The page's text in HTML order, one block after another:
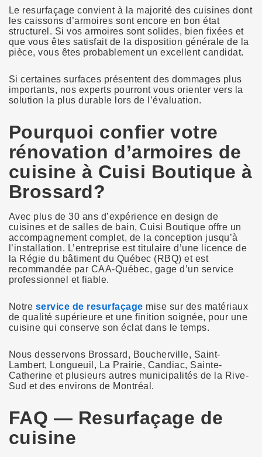
Le resurfaçage convient à la majorité des cuisines dont
les caissons d’armoires sont encore en bon état
structurel. Si vos armoires sont solides, bien fixées et
que vous êtes satisfait de la disposition générale de la
pièce, vous êtes probablement un excellent candidat.
Si certaines surfaces présentent des dommages plus
importants, nos experts pourront vous orienter vers la
solution la plus durable lors de l’évaluation.
Pourquoi confier votre
rénovation d’armoires de
cuisine à Cuisi Boutique à
Brossard?
Avec plus de 30 ans d’expérience en design de
cuisines et de salles de bain, Cuisi Boutique offre un
accompagnement complet, de la conception jusqu’à
l’installation. L’entreprise est titulaire d’une licence de
la Régie du bâtiment du Québec (RBQ) et est
recommandée par CAA-Québec, gage d’un service
professionnel et fiable.
Notre service de resurfaçage mise sur des matériaux
de qualité supérieure et une finition soignée, pour une
cuisine qui conserve son éclat dans le temps.
Nous desservons Brossard, Boucherville, Saint-
Lambert, Longueuil, La Prairie, Candiac, Sainte-
Catherine et plusieurs autres municipalités de la Rive-
Sud et des environs de Montréal.
FAQ — Resurfaçage de
cuisine